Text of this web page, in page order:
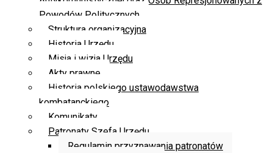
Powodów Politycznych
Struktura organizacyjna
Historia Urzędu
Misja i wizja Urzędu
Akty prawne
Historia polskiego ustawodawstwa
kombatanckiego
Komunikaty
Patronaty Szefa Urzędu
Regulamin przyznawania patronatów